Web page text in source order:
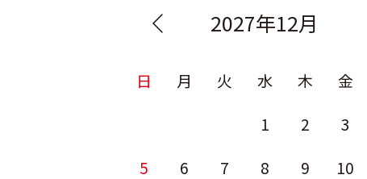
2027年12月
日 月 火 水 木 金
1
2 3
5
6 7 8 9 10